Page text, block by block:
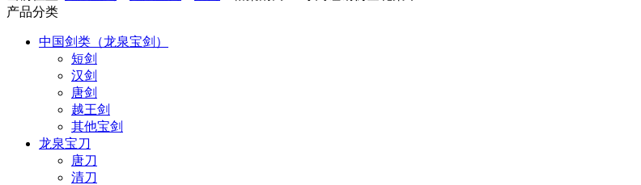
产品分类
中国剑类（龙泉宝剑）
短剑
汉剑
唐剑
越王剑
其他宝剑
龙泉宝刀
唐刀
清刀